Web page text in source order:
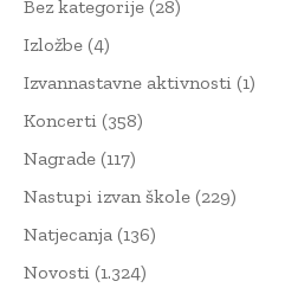
Bez kategorije (28)
Izložbe (4)
Izvannastavne aktivnosti (1)
Koncerti (358)
Nagrade (117)
Nastupi izvan škole (229)
Natjecanja (136)
Novosti (1.324)